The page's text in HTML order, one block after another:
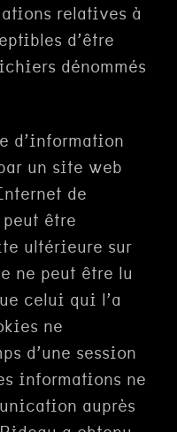
relatives à
d’être
dénommés
d’information
un site web
de
être
ultérieure sur
ne peut être lu
celui qui l’a
ne
d’une session
informations ne
auprès